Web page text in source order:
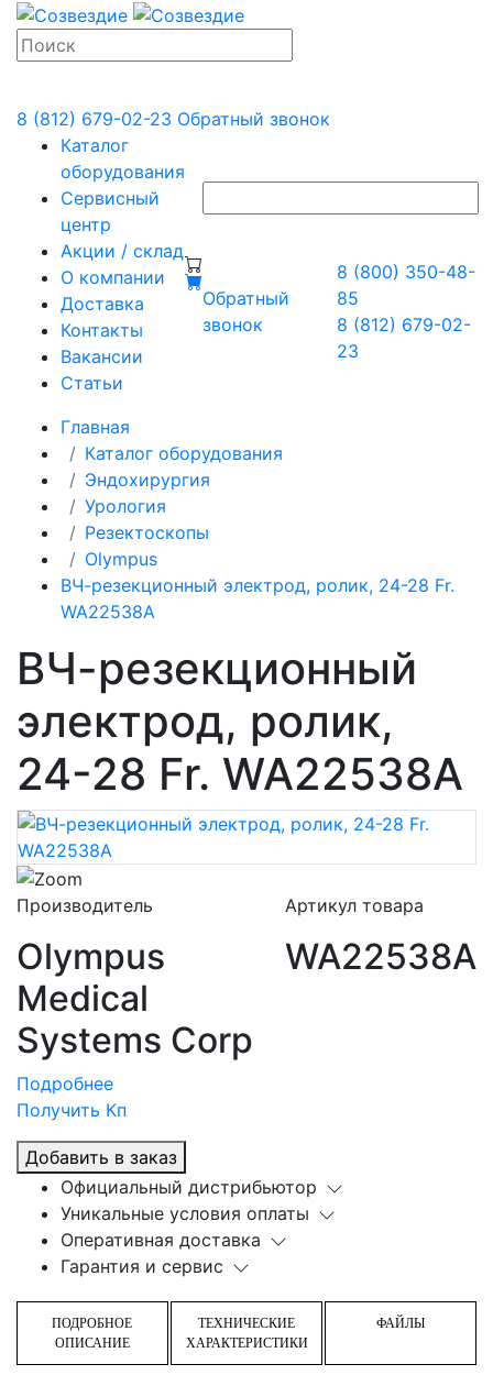
8 (812) 679-02-23 Обратный звонок
Каталог
оборудования
Сервисный
центр
Акции / склад
О компании
Доставка
Контакты
Вакансии
Статьи
Обратный
звонок
8 (800) 350-48-
85
8 (812) 679-02-
23
Главная
Каталог оборудования
Эндохирургия
Урология
Резектоскопы
Olympus
ВЧ-резекционный электрод, ролик, 24-28 Fr.
WA22538A
ВЧ-резекционный
электрод, ролик,
24-28 Fr. WA22538A
Производитель
Olympus
Medical
Systems Corp
Артикул товара
WA22538A
Подробнее
Получить Кп
Добавить в заказ
Официальный дистрибьютор
Уникальные условия оплаты
Оперативная доставка
Гарантия и сервис
ПОДРОБНОЕ
ОПИСАНИЕ
ТЕХНИЧЕСКИЕ
ХАРАКТЕРИСТИКИ
ФАЙЛЫ